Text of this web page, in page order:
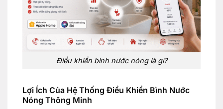
Điều khiển bình nước nóng là gì?
Lợi Ích Của Hệ Thống Điều Khiển Bình Nước
Nóng Thông Minh